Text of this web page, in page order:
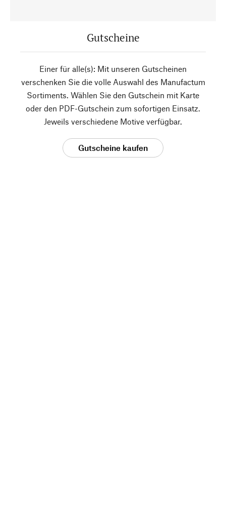
Gutscheine
Einer für alle(s): Mit unseren Gutscheinen
verschenken Sie die volle Auswahl des Manufactum
Sortiments. Wählen Sie den Gutschein mit Karte
oder den PDF-Gutschein zum sofortigen Einsatz.
Jeweils verschiedene Motive verfügbar.
Gutscheine kaufen